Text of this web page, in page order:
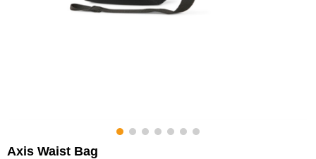
Axis Waist Bag